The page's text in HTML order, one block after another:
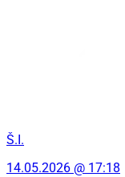
Š.I.
14.05.2026 @ 17:18